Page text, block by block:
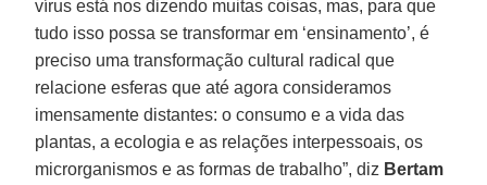
vírus está nos dizendo muitas coisas, mas, para que
tudo isso possa se transformar em ‘ensinamento’, é
preciso uma transformação cultural radical que
relacione esferas que até agora consideramos
imensamente distantes: o consumo e a vida das
plantas, a ecologia e as relações interpessoais, os
microrganismos e as formas de trabalho”, diz Bertam